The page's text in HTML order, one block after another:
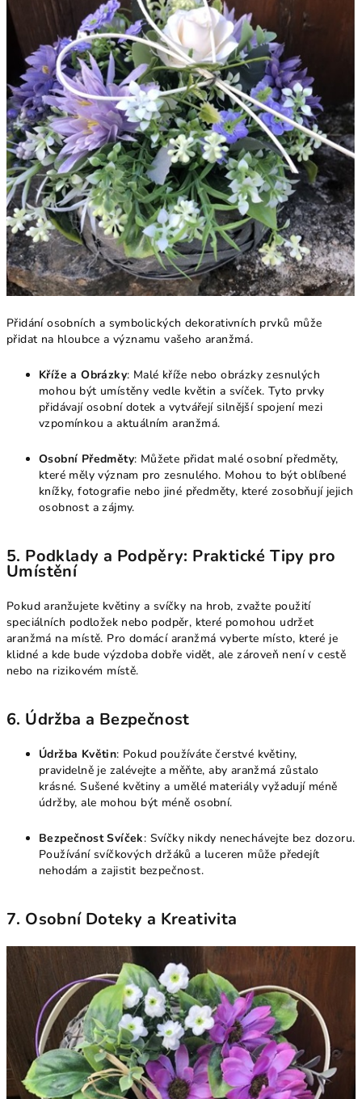
Přidání osobních a symbolických dekorativních prvků může
přidat na hloubce a významu vašeho aranžmá.
Kříže a Obrázky: Malé kříže nebo obrázky zesnulých
mohou být umístěny vedle květin a svíček. Tyto prvky
přidávají osobní dotek a vytvářejí silnější spojení mezi
vzpomínkou a aktuálním aranžmá.
Osobní Předměty: Můžete přidat malé osobní předměty,
které měly význam pro zesnulého. Mohou to být oblíbené
knížky, fotografie nebo jiné předměty, které zosobňují jejich
osobnost a zájmy.
5. Podklady a Podpěry: Praktické Tipy pro
Umístění
Pokud aranžujete květiny a svíčky na hrob, zvažte použití
speciálních podložek nebo podpěr, které pomohou udržet
aranžmá na místě. Pro domácí aranžmá vyberte místo, které je
klidné a kde bude výzdoba dobře vidět, ale zároveň není v cestě
nebo na rizikovém místě.
6. Údržba a Bezpečnost
Údržba Květin: Pokud používáte čerstvé květiny,
pravidelně je zalévejte a měňte, aby aranžmá zůstalo
krásné. Sušené květiny a umělé materiály vyžadují méně
údržby, ale mohou být méně osobní.
Bezpečnost Svíček: Svíčky nikdy nenechávejte bez dozoru.
Používání svíčkových držáků a luceren může předejít
nehodám a zajistit bezpečnost.
7. Osobní Doteky a Kreativita